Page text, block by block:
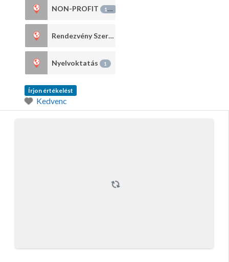
NON-PROFIT 108
Rendezvény Szervezés
Nyelvoktatás 1
Írjon értékelést
Kedvenc